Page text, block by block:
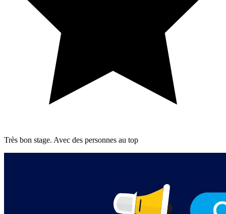
Très bon stage. Avec des personnes au top